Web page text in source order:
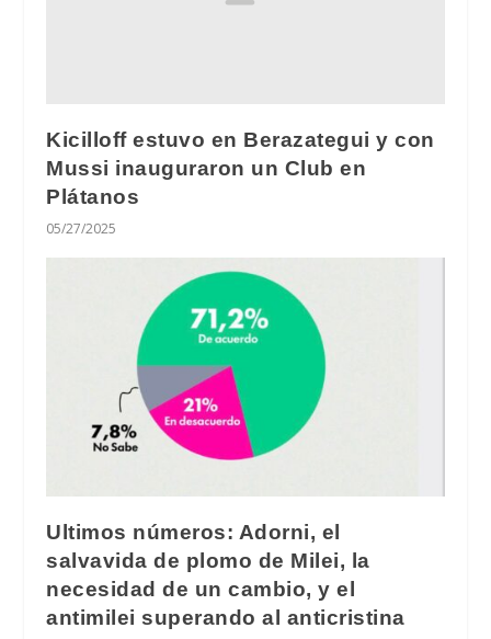
Kicilloff estuvo en Berazategui y con
Mussi inauguraron un Club en
Plátanos
05/27/2025
Ultimos números: Adorni, el
salvavida de plomo de Milei, la
necesidad de un cambio, y el
antimilei superando al anticristina